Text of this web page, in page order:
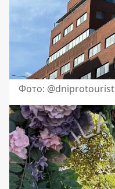
Фото: @dniprotourist